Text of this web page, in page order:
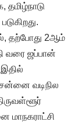
தமிழ்நாடு
தற்போது 2ஆம்
வரை ஜப்பான்
வடிநில